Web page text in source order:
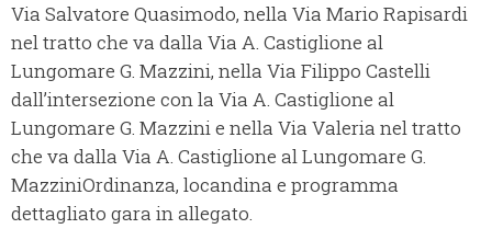
Via Salvatore Quasimodo, nella Via Mario Rapisardi
nel tratto che va dalla Via A. Castiglione al
Lungomare G. Mazzini, nella Via Filippo Castelli
dall’intersezione con la Via A. Castiglione al
Lungomare G. Mazzini e nella Via Valeria nel tratto
che va dalla Via A. Castiglione al Lungomare G.
MazziniOrdinanza, locandina e programma
dettagliato gara in allegato.